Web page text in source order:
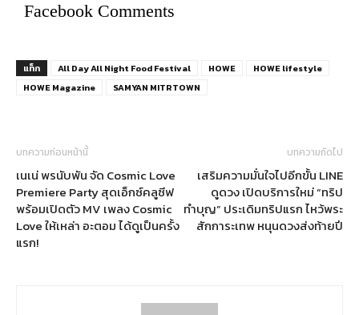
Facebook Comments
แท็ก All Day All Night Food Festival HOWE
HOWE lifestyle
HOWE Magazine
SAMYAN MITRTOWN
บทความก่อนหน้านี้
เนเน่ พรนับพัน จัด Cosmic Love
Premiere Party สุดเอ็กซ์คลูซีฟ
พร้อมเปิดตัว MV เพลง Cosmic
Love ให้เหล่า อะตอม ได้ดูเป็นครั้ง
แรก!
บทความถัดไป
เสริมความมั่นใจไปอีกขั้น LINE
ดูดวง เปิดบริการใหม่ “ทริป
ทำบุญ” ประเดิมทริปแรก ไหว้พระ
สักการะเทพ หนุนดวงส่งท้ายปี